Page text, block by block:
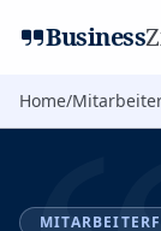
Business
Home/